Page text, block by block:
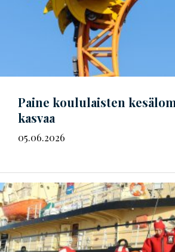
Paine koululaisten
kasvaa
05.06.2026